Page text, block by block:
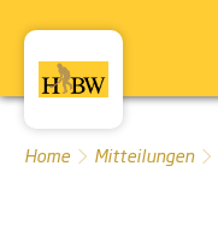
Home Mitteilungen